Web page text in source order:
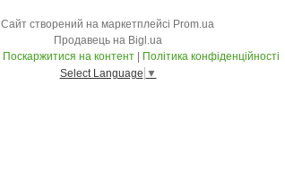
Сайт створений на маркетплейсі Prom.ua
Продавець на Bigl.ua
Поскаржитися на контент
Політика конфіденційності
Select Language ▼